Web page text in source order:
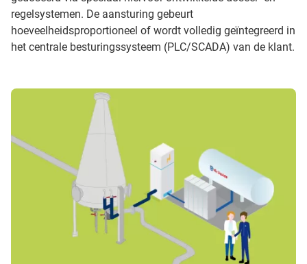
regelsystemen. De aansturing gebeurt
hoeveelheidsproportioneel of wordt volledig geïntegreerd in
het centrale besturingssysteem (PLC/SCADA) van de klant.